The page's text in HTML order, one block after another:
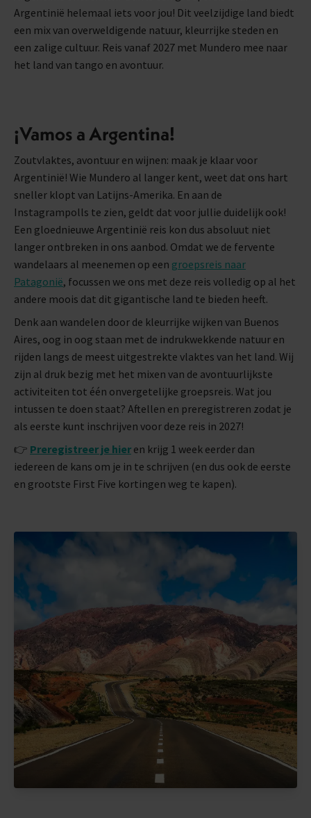
Argentinië helemaal iets voor jou! Dit veelzijdige land biedt
een mix van overweldigende natuur, kleurrijke steden en
een zalige cultuur. Reis vanaf 2027 met Mundero mee naar
het land van tango en avontuur.
¡Vamos a Argentina!
Zoutvlaktes, avontuur en wijnen: maak je klaar voor
Argentinië! Wie Mundero al langer kent, weet dat ons hart
sneller klopt van Latijns-Amerika. En aan de
Instagrampolls te zien, geldt dat voor jullie duidelijk ook!
Een gloednieuwe Argentinië reis kon dus absoluut niet
langer ontbreken in ons aanbod. Omdat we de fervente
wandelaars al meenemen op een groepsreis naar
Patagonië, focussen we ons met deze reis volledig op al het
andere moois dat dit gigantische land te bieden heeft.
Denk aan wandelen door de kleurrijke wijken van Buenos
Aires, oog in oog staan met de indrukwekkende natuur en
rijden langs de meest uitgestrekte vlaktes van het land. Wij
zijn al druk bezig met het mixen van de avontuurlijkste
activiteiten tot één onvergetelijke groepsreis. Wat jou
intussen te doen staat? Aftellen en preregistreren zodat je
als eerste kunt inschrijven voor deze reis in 2027!
👉 Preregistreer je hier en krijg 1 week eerder dan
iedereen de kans om je in te schrijven (en dus ook de eerste
en grootste First Five kortingen weg te kapen).